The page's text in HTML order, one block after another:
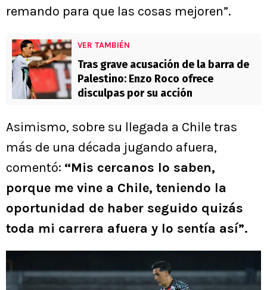
remando para que las cosas mejoren”.
VER TAMBIÉN
Tras grave acusación de la barra de
Palestino: Enzo Roco ofrece
disculpas por su acción
Asimismo, sobre su llegada a Chile tras
más de una década jugando afuera,
comentó: “Mis cercanos lo saben,
porque me vine a Chile, teniendo la
oportunidad de haber seguido quizás
toda mi carrera afuera y lo sentía así”.